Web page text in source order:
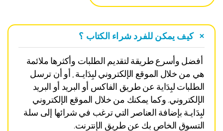
كيف يمكن للفرد شراء الكتاب ؟
أفضل وأسرع طريقة لتقديم الطلبات وأكثرها ملائمة
هي من خلال الموقع الإلكتروني لبِدَايـة , أو أن ترسل
الطلبات لبِدَاية عن طريق الفاكس أو البريد أو البريد
الإلكتروني. وكما يمكنك من خلال الموقع الإلكتروني
لبِدَايـة بإضافة العناصر التي ترغب في شرائها إلى سلة
التسوق الخاص بك عن طريق الإنترنت.